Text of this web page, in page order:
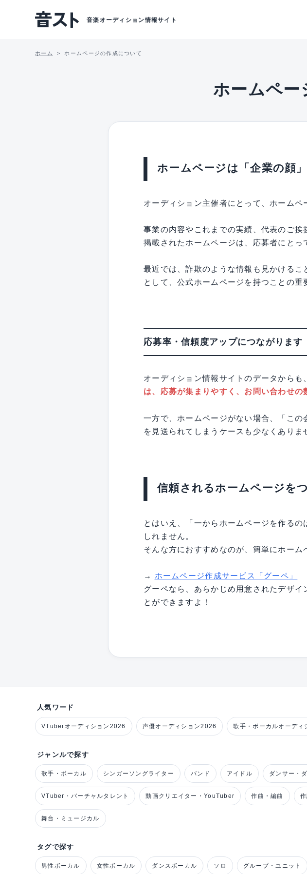
音楽オーディション情報サイト
ホーム ホームページの作成について
ホームペー
ホームページは「企業の顔」
オーディション主催者にとって、ホームペ
事業の内容やこれまでの実績、代表のご
掲載されたホームページは、応募者にとっ
最近では、詐欺のような情報も見かけるこ
として、公式ホームページを持つことの重
応募率・信頼度アップにつながります
オーディション情報サイトのデータからも
は、応募が集まりやすく、お問い合わせの
一方で、ホームページがない場合、「こ
を見送られてしまうケースも少なくありま
信頼されるホームページを
とはいえ、「一からホームページを作る
しれません。
そんな方におすすめなのが、簡単にホーム
→ ホームページ作成サービス「グーペ」
グーペなら、あらかじめ用意されたデザ
とができますよ！
人気ワード
VTuberオーディション2026 声優オーディション2026 歌手・ボーカルオーディ
ジャンルで探す
歌手・ボーカル シンガーソングライター バンド アイドル ダンサー・
VTuber・バーチャルタレント 動画クリエイター・YouTuber 作曲・編曲
舞台・ミュージカル
タグで探す
男性ボーカル 女性ボーカル ダンスボーカル ソロ グループ・ユニット